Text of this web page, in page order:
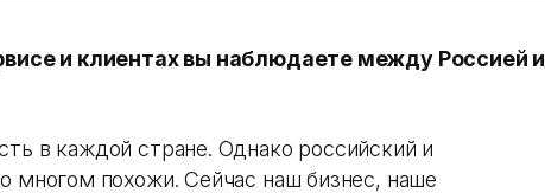
и клиентах вы наблюдаете между Россией и
в каждой стране. Однако российский и
многом похожи. Сейчас наш бизнес, наше